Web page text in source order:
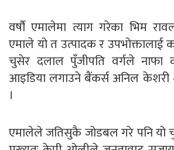
वर्षौ एमालेमा त्याग गरेका भिम
एमाले यो त उत्पादक र उपभोक्तालाई
चुसेर दलाल पुँजीपति वर्गले नाफा
आइडिया लगाउने बैंकर्स अनिल केशरी
।
एमालेले जतिसुकै जोडबल गरे पनि यो